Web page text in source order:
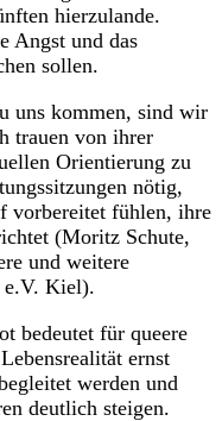
hierzulande.
Angst und das
sollen.
uns kommen, sind wir
trauen von ihrer
Orientierung zu
nötig,
vorbereitet fühlen, ihre
(Moritz Schute,
und weitere
e.V. Kiel).
bedeutet für queere
ernst
werden und
deutlich steigen.